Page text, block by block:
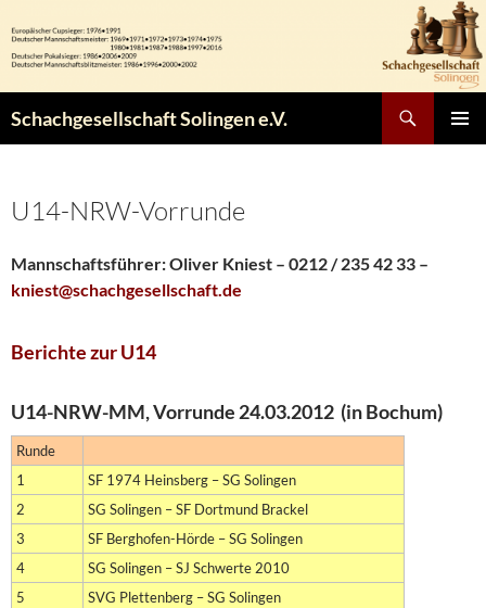
Inhalt
springen
Schachgesellschaft Solingen e.V.
U14-NRW-Vorrunde
Mannschaftsführer:Oliver Kniest – 0212 / 235 42 33 –
kniest@schachgesellschaft.de
Berichte zur U14
U14-NRW-MM, Vorrunde 24.03.2012 (in Bochum)
Runde
1
SF 1974 Heinsberg – SG Solingen
2
SG Solingen – SF Dortmund Brackel
3
SF Berghofen-Hörde – SG Solingen
4
SG Solingen – SJ Schwerte 2010
5
SVG Plettenberg – SG Solingen